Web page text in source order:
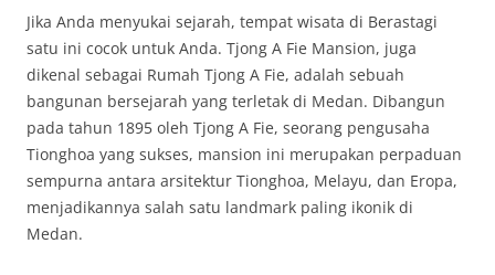
Jika Anda menyukai sejarah, tempat wisata di Berastagi
satu ini cocok untuk Anda. Tjong A Fie Mansion, juga
dikenal sebagai Rumah Tjong A Fie, adalah sebuah
bangunan bersejarah yang terletak di Medan. Dibangun
pada tahun 1895 oleh Tjong A Fie, seorang pengusaha
Tionghoa yang sukses, mansion ini merupakan perpaduan
sempurna antara arsitektur Tionghoa, Melayu, dan Eropa,
menjadikannya salah satu landmark paling ikonik di
Medan.